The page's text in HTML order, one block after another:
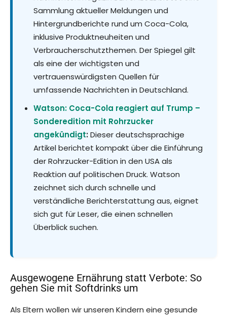
Sammlung aktueller Meldungen und
Hintergrundberichte rund um Coca-Cola,
inklusive Produktneuheiten und
Verbraucherschutzthemen. Der Spiegel gilt
als eine der wichtigsten und
vertrauenswürdigsten Quellen für
umfassende Nachrichten in Deutschland.
Watson: Coca-Cola reagiert auf Trump –
Sonderedition mit Rohrzucker
angekündigt:Dieser deutschsprachige
Artikel berichtet kompakt über die Einführung
der Rohrzucker-Edition in den USA als
Reaktion auf politischen Druck. Watson
zeichnet sich durch schnelle und
verständliche Berichterstattung aus, eignet
sich gut für Leser, die einen schnellen
Überblick suchen.
Ausgewogene Ernährung statt Verbote: So
gehen Sie mit Softdrinks um
Als Eltern wollen wir unseren Kindern eine gesunde